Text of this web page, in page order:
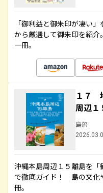
「御利益と御朱印が凄い
から厳選して御朱印を紹
一冊。
１７
周辺
島旅
沖縄本島周辺１５離島を
で徹底ガイド！ 島の文化
冊。